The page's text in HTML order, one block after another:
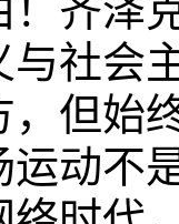
！齐泽
与社会
，但始
运动不